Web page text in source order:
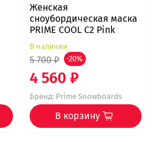
Женская
сноубордическая маска
PRIME COOL C2 Pink
В наличии
5 700 ₽ -20%
4 560 ₽
Бренд:Prime Snowboards
В корзину